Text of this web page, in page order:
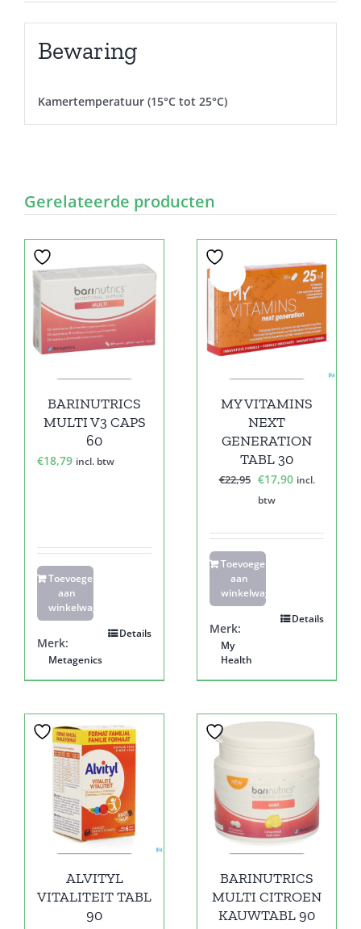
Bewaring
Kamertemperatuur (15°C tot 25°C)
Gerelateerde producten
BARINUTRICS
MULTI V3 CAPS
60
€18,79 incl. btw
Toevoegen
aan
winkelwagen
Details
Merk:
Metagenics
MY VITAMINS
NEXT
GENERATION
TABL 30
€22,95 Oorspronkelijke
prijs
€22,95.
€17,90Huidige
€17,90.
incl.
btw
Toevoegen
aan
winkelwagen
Details
Merk:
My
Health
ALVITYL
VITALITEIT TABL
90
BARINUTRICS
MULTI CITROEN
KAUWTABL 90